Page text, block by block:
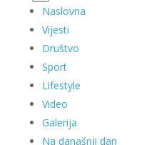
Naslovna
Vijesti
Društvo
Sport
Lifestyle
Video
Galerija
Na današnji dan